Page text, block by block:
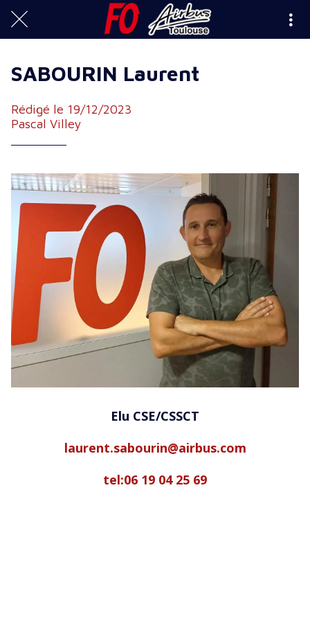
SABOURIN Laurent
Rédigé le 19/12/2023
Pascal Villey
Elu CSE/CSSCT
laurent.sabourin@airbus.com
tel:06 19 04 25 69